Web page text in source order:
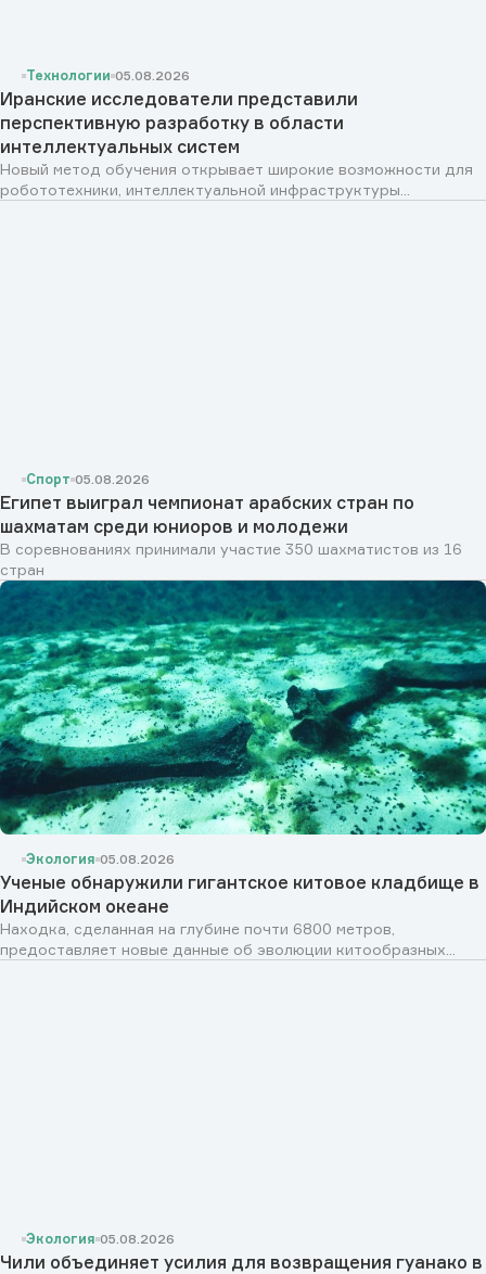
Технологии 05.08.2026
Иранские исследователи представили
перспективную разработку в области
интеллектуальных систем
Новый метод обучения открывает широкие возможности для
робототехники, интеллектуальной инфраструктуры...
Спорт 05.08.2026
Египет выиграл чемпионат арабских стран по
шахматам среди юниоров и молодежи
В соревнованиях принимали участие 350 шахматистов из 16
стран
Экология 05.08.2026
Ученые обнаружили гигантское китовое кладбище в
Индийском океане
Находка, сделанная на глубине почти 6800 метров,
предоставляет новые данные об эволюции китообразных...
Экология 05.08.2026
Чили объединяет усилия для возвращения гуанако в